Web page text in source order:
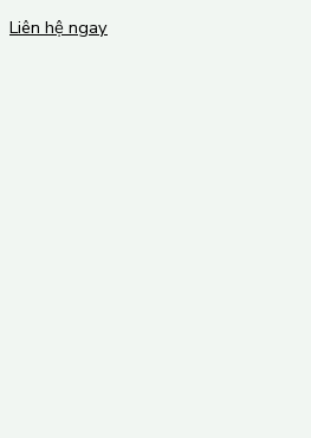
Liên hệ ngay